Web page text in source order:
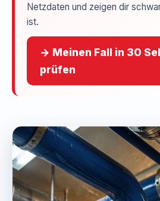
Netzdaten und zeigen dir
ist.
→ Meinen Fall in 30
prüfen